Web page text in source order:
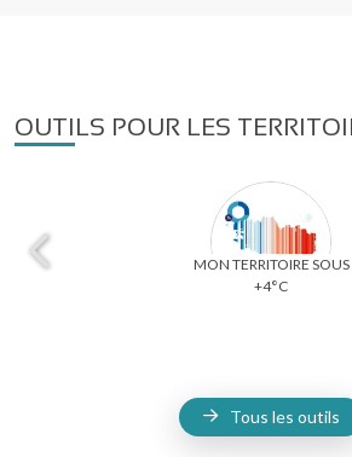
OUTILS POUR LES
MON TERRITOIRE SOUS
+4°C
Tous les outils